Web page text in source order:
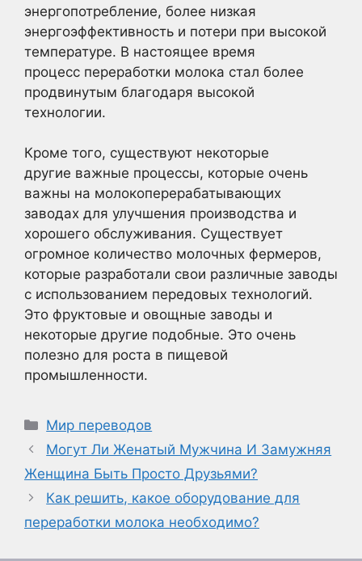
энергопотребление, более низкая
энергоэффективность и потери при высокой
температуре. В настоящее время
процесс переработки молока стал более
продвинутым благодаря высокой
технологии.
Кроме того, существуют некоторые
другие важные процессы, которые очень
важны на молокоперерабатывающих
заводах для улучшения производства и
хорошего обслуживания. Существует
огромное количество молочных фермеров,
которые разработали свои различные заводы
с использованием передовых технологий.
Это фруктовые и овощные заводы и
некоторые другие подобные. Это очень
полезно для роста в пищевой
промышленности.
Рубрики
Мир переводов
Могут Ли Женатый Мужчина И Замужняя
Женщина Быть Просто Друзьями?
Как решить, какое оборудование для
переработки молока необходимо?